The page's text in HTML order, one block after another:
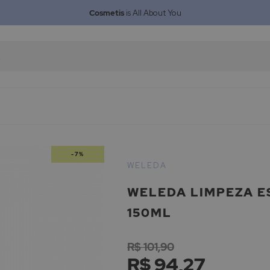
Cosmetisis All About You
-7%
WELEDA LIMPEZA
150ML
WELEDA
R$ 94,27
R$ 101,90